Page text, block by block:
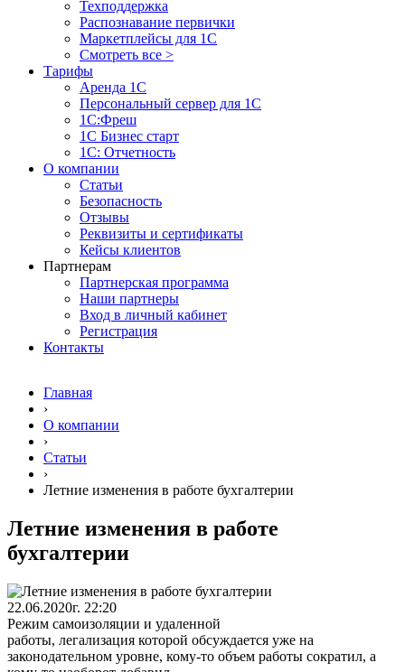
Техподдержка
Распознавание первички
Маркетплейсы для 1С
Смотреть все >
Тарифы
Аренда 1С
Персональный сервер для 1С
1С:Фреш
1С Бизнес старт
1С: Отчетность
О компании
Статьи
Безопасность
Отзывы
Реквизиты и сертификаты
Кейсы клиентов
Партнерам
Партнерская программа
Наши партнеры
Вход в личный кабинет
Регистрация
Контакты
Главная
›
О компании
›
Статьи
›
Летние изменения в работе бухгалтерии
Летние изменения в работе
бухгалтерии
22.06.2020г. 22:20
Режим самоизоляции и удаленной
работы, легализация которой обсуждается уже на
законодательном уровне, кому-то объем работы сократил, а